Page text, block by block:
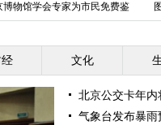
博物馆学会专家为市民免费鉴
定文物
文化
北京公交卡年
气象台发布暴